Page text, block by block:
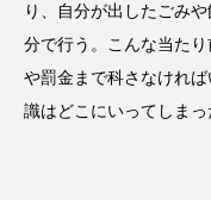
り、自分が出したごみ
分で行う。こんな当た
や罰金まで科さなけれ
識はどこにいってしまっ